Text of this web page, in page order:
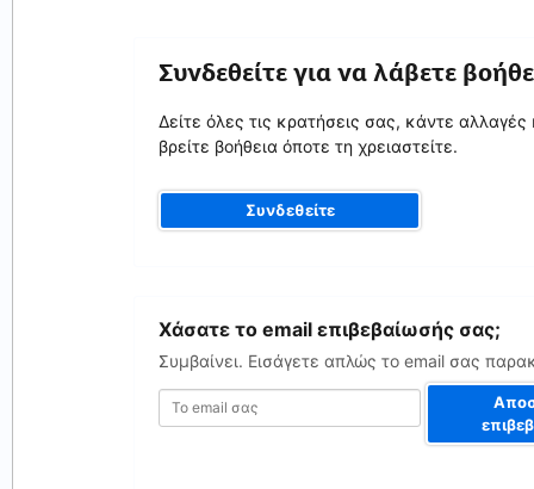
Συνδεθείτε για να λάβετε
Δείτε όλες τις κρατήσεις σας, κάντε αλλαγές
βρείτε βοήθεια όποτε τη χρειαστείτε.
Συνδεθείτε
Χάσατε το email επιβεβαίωσής σας;
Συμβαίνει. Εισάγετε απλώς το email σας
email